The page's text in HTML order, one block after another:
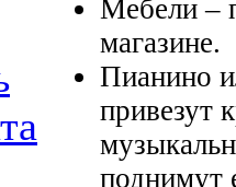
Мебели –
магазине.
Пианино
привезут
поднимут